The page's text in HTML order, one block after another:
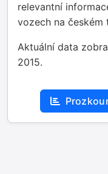
relevantní
vozech na českém
Aktuální data
2015.